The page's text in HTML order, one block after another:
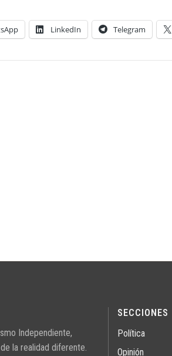
LinkedIn Telegram
Independiente,
la realidad diferente.
SECCIONES
Política
Opinión